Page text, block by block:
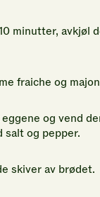
din
minutter, avkjøl
fraiche og
og vend
salt og pepper.
skiver av brødet.